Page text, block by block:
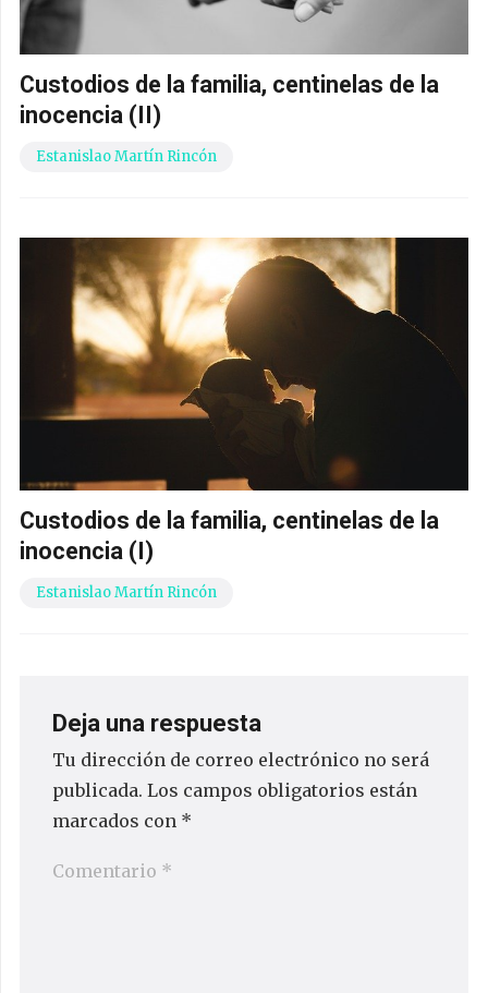
Custodios de la familia, centinelas de la
inocencia (II)
Estanislao Martín Rincón
Custodios de la familia, centinelas de la
inocencia (I)
Estanislao Martín Rincón
Deja una respuesta
Tu dirección de correo electrónico no será
publicada. Los campos obligatorios están
marcados con *